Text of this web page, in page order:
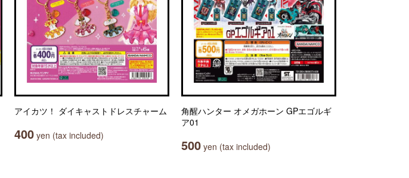
アイカツ！ ダイキャストドレスチャーム
400 yen (tax included)
角醒ハンター オメガホーン GPエゴルギ
ア01
500 yen (tax included)